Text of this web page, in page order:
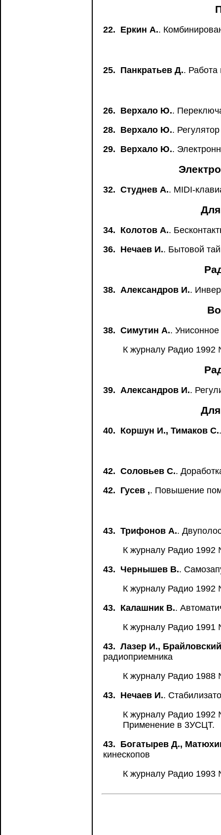
22. Еркин А..
25. Панкратьев Д..
26. Верхало Ю..
28. Верхало Ю..
29. Верхало Ю..
32. Студнев А.. MIDI-
34. Колотов А..
36. Нечаев И.. Бытовой
38. Александров И..
38. Симутин А..
К журналу Радио 1992
39. Александров И..
40. Коршун И., Тимаков С.
42. Соловьев С..
42. Гусев ,. Повышение
43. Трифонов А..
К журналу Радио
43. Чернышев В..
К журналу Радио 1992
43. Калашник В..
К журналу Радио
43. Лазер И.,
радиоприемника
К журналу Радио
43. Нечаев И..
К журналу Радио 1992
Применение в 3УСЦТ.
43. Богатырев Д.,
кинескопов
К журналу Радио